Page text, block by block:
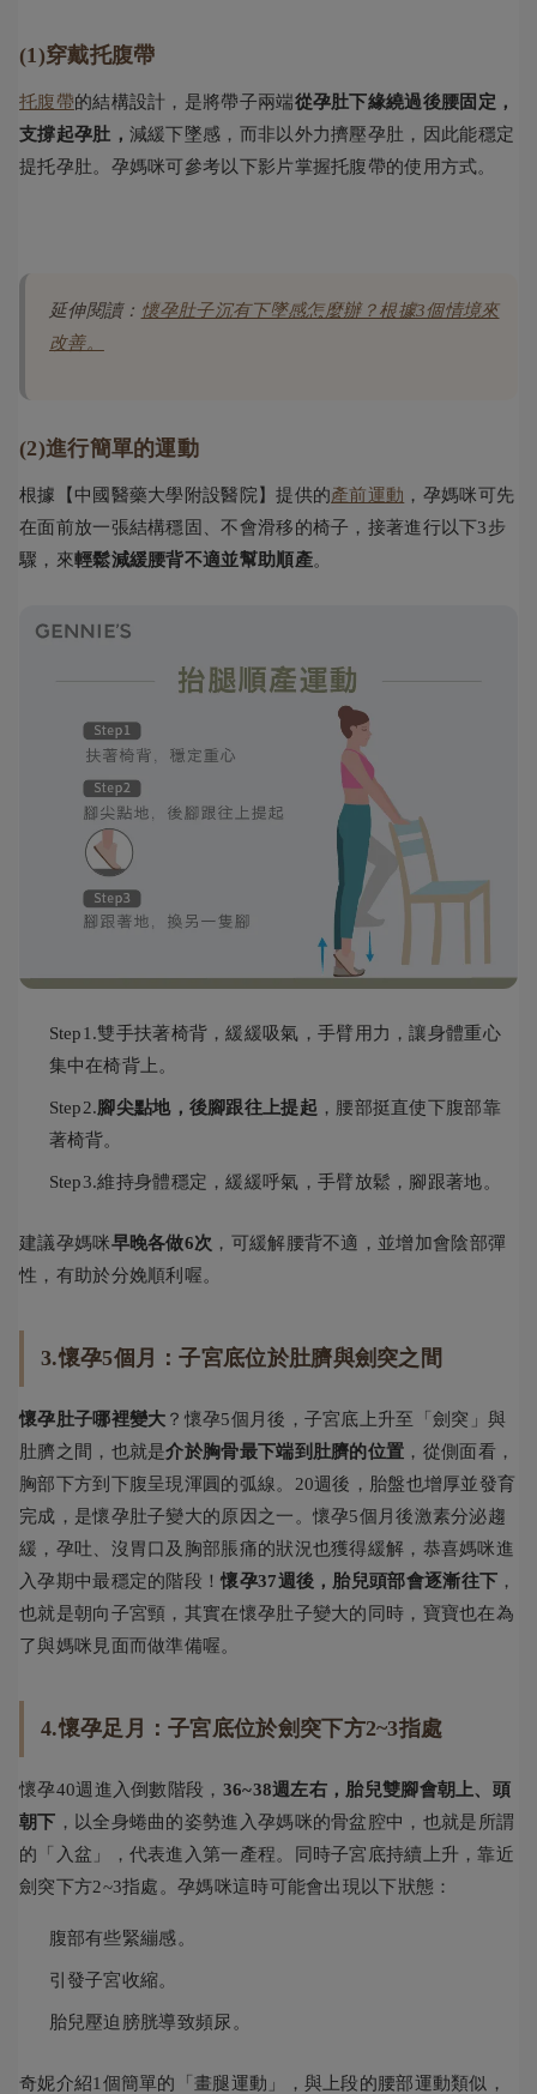
(1)穿戴托腹帶
托腹帶的結構設計，是將帶子兩端從孕肚下緣繞過後腰固定，
支撐起孕肚， 減緩下墜感，而非以外力擠壓孕肚，因此能穩定
提托孕肚。孕媽咪可參考以下影片掌握托腹帶的使用方式。
延伸閱讀： 懷孕肚子沉有下墜感怎麼辦？根據3個情境來
改善。
(2)進行簡單的運動
根據【中國醫藥大學附設醫院】提供的產前運動 ，孕媽咪可先
在面前放一張結構穩固、不會滑移的椅子，接著進行以下3步
驟，來輕鬆減緩腰背不適並幫助順產。
Step1.雙手扶著椅背，緩緩吸氣，手臂用力，讓身體重心
集中在椅背上。
Step2. 腳尖點地，後腳跟往上提起 ，腰部挺直使下腹部靠
著椅背。
Step3.維持身體穩定，緩緩呼氣，手臂放鬆，腳跟著地。
建議孕媽咪早晚各做6次 ，可緩解腰背不適，並增加會陰部彈
性，有助於分娩順利喔。
3.懷孕5個月：子宮底位於肚臍與劍突之間
懷孕肚子哪裡變大 ？懷孕5個月後，子宮底上升至「劍突」與
肚臍之間，也就是介於胸骨最下端到肚臍的位置 ，從側面看，
胸部下方到下腹呈現渾圓的弧線。20週後，胎盤也增厚並發育
完成，是懷孕肚子變大的原因之一。懷孕5個月後激素分泌趨
緩，孕吐、沒胃口及胸部脹痛的狀況也獲得緩解，恭喜媽咪進
入孕期中最穩定的階段！懷孕37週後，胎兒頭部會逐漸往下 ，
也就是朝向子宮頸，其實在懷孕肚子變大的同時，寶寶也在為
了與媽咪見面而做準備喔。
4.懷孕足月：子宮底位於劍突下方2~3指處
懷孕40週進入倒數階段， 36~38週左右，胎兒雙腳會朝上、頭
朝下 ，以全身蜷曲的姿勢進入孕媽咪的骨盆腔中，也就是所謂
的「入盆」，代表進入第一產程。同時子宮底持續上升，靠近
劍突下方2~3指處。孕媽咪這時可能會出現以下狀態：
腹部有些緊繃感。
引發子宮收縮。
胎兒壓迫膀胱導致頻尿。
奇妮介紹1個簡單的「畫腿運動」，與上段的腰部運動類似，